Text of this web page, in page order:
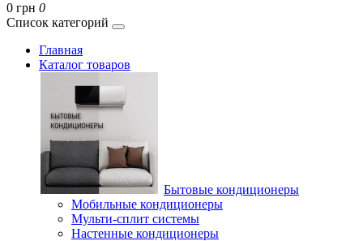
0 грн 0
Список категорий
Главная
Каталог товаров
Бытовые кондиционеры
Мобильные кондиционеры
Мульти-сплит системы
Настенные кондиционеры